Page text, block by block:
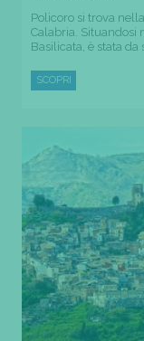
Policoro si trova
Calabria. Situandosi
Basilicata, è stata da
SCOPRI